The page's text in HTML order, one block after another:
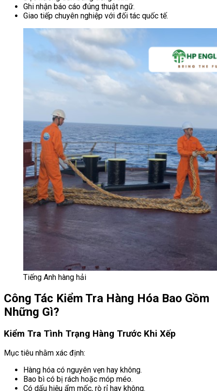
Ghi nhận báo cáo đúng thuật ngữ.
Giao tiếp chuyên nghiệp với đối tác quốc tế.
Tiếng Anh hàng hải
Công Tác Kiểm Tra Hàng Hóa Bao Gồm
Những Gì?
Kiểm Tra Tình Trạng Hàng Trước Khi Xếp
Mục tiêu nhằm xác định:
Hàng hóa có nguyên vẹn hay không.
Bao bì có bị rách hoặc móp méo.
Có dấu hiệu ẩm mốc, rò rỉ hay không.